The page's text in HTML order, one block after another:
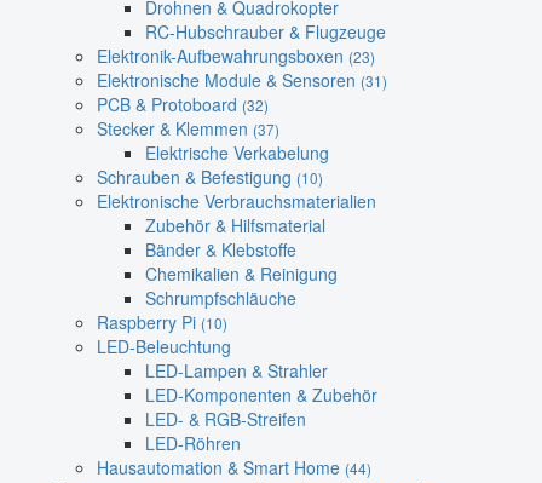
Drohnen & Quadrokopter
RC-Hubschrauber & Flugzeuge
Elektronik-Aufbewahrungsboxen (23)
Elektronische Module & Sensoren (31)
PCB & Protoboard (32)
Stecker & Klemmen (37)
Elektrische Verkabelung
Schrauben & Befestigung (10)
Elektronische Verbrauchsmaterialien
Zubehör & Hilfsmaterial
Bänder & Klebstoffe
Chemikalien & Reinigung
Schrumpfschläuche
Raspberry Pi (10)
LED-Beleuchtung
LED-Lampen & Strahler
LED-Komponenten & Zubehör
LED- & RGB-Streifen
LED-Röhren
Hausautomation & Smart Home (44)